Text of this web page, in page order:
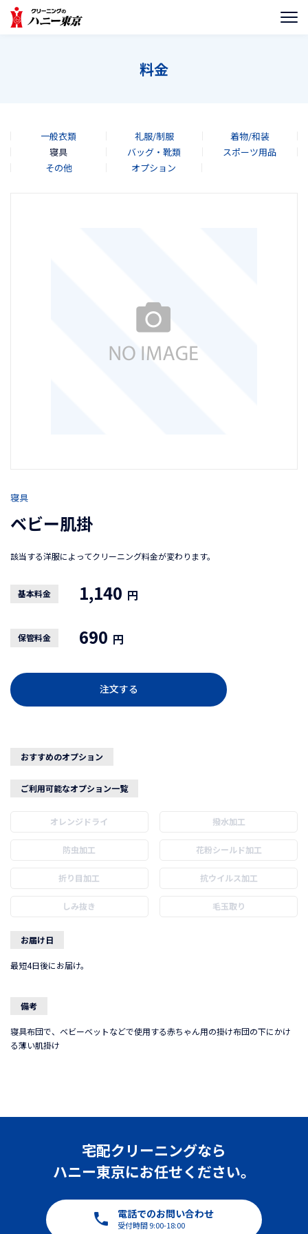
料金
一般衣類 礼服/制服
着物/和装
寝具
バッグ・靴類
スポーツ用品
その他
オプション
寝具
ベビー肌掛
該当する洋服によってクリーニング料金が変わります。
基本料金 1,140 円
保管料金 690 円
注文する
おすすめのオプション
ご利用可能なオプション一覧
オレンジドライ 撥水加工
防虫加工 花粉シールド加工
折り目加工 抗ウイルス加工
しみ抜き 毛玉取り
お届け日
最短4日後にお届け。
備考
寝具布団で、ベビーベットなどで使用する赤ちゃん用の掛け布団の下にかけ
る薄い肌掛け
宅配クリーニングなら
ハニー東京にお任せください。
電話でのお問い合わせ
受付時間 9:00-18:00